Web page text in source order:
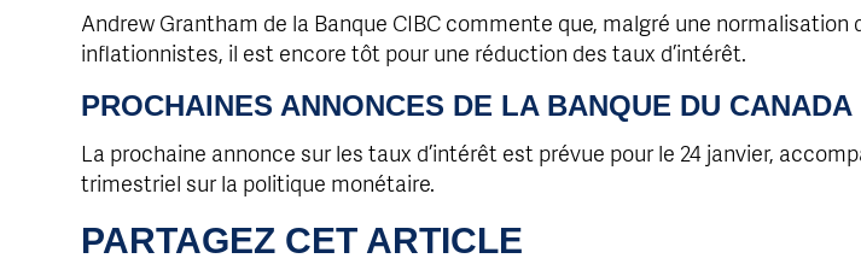
Andrew Grantham de la Banque CIBC commente que, malgré une normalisation
inflationnistes, il est encore tôt pour une réduction des taux d’intérêt.
PROCHAINES ANNONCES DE LA BANQUE DU CANADA
La prochaine annonce sur les taux d’intérêt est prévue pour le 24 janvier,
trimestriel sur la politique monétaire.
PARTAGEZ CET ARTICLE